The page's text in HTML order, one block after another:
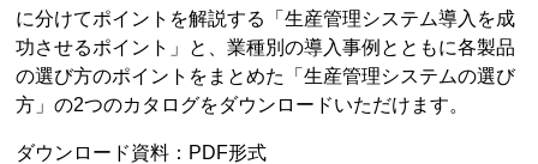
に分けてポイントを解説する「生産管理システム導入を成
功させるポイント」と、業種別の導入事例とともに各製品
の選び方のポイントをまとめた「生産管理システムの選び
方」の2つのカタログをダウンロードいただけます。
ダウンロード資料：PDF形式